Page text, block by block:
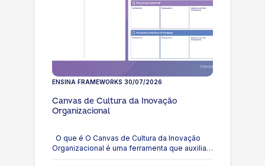
ENSINA FRAMEWORKS 30/07/2026
Canvas de Cultura da Inovação
Organizacional
O que é O Canvas de Cultura da Inovação
Organizacional é uma ferramenta que auxilia